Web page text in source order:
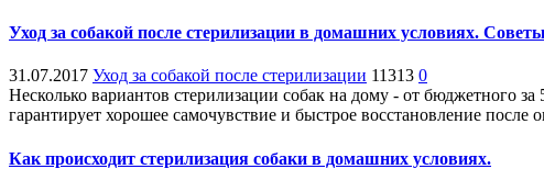
Уход за собакой после стерилизации в домашних условиях.
31.07.2017 Уход за собакой после стерилизации 11313 0
Несколько вариантов стерилизации собак на дому - от бюджетного
гарантирует хорошее самочувствие и быстрое восстановление после
Как происходит стерилизация собаки в домашних условиях.